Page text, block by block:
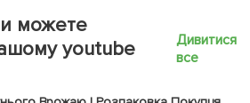
можете
youtube
Дивитися
все